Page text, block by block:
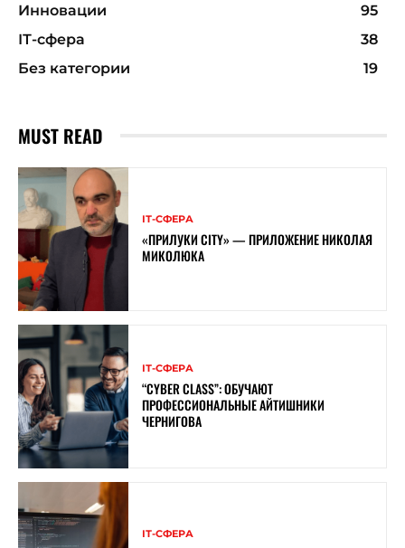
Инновации
95
ІТ-сфера
38
Без категории
19
MUST READ
ІТ-СФЕРА
«ПРИЛУКИ CITY» — ПРИЛОЖЕНИЕ НИКОЛАЯ
МИКОЛЮКА
ІТ-СФЕРА
“CYBER ​​CLASS”: ОБУЧАЮТ
ПРОФЕССИОНАЛЬНЫЕ АЙТИШНИКИ
ЧЕРНИГОВА
ІТ-СФЕРА